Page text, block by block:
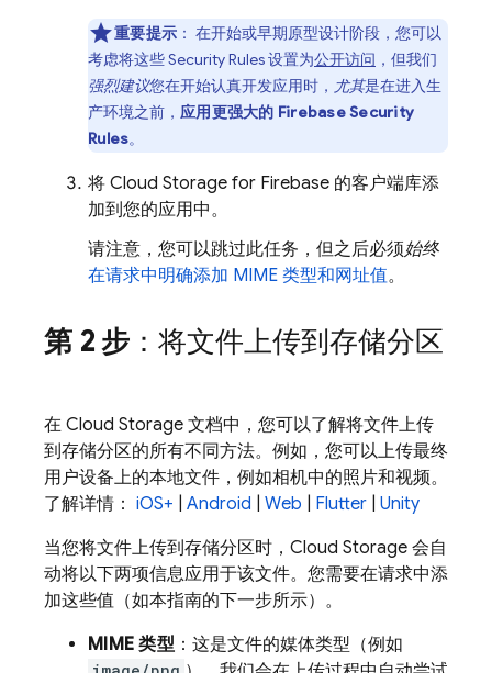
重要提示 ： 在开始或早期原型设计阶段，您可以
考虑将这些Security Rules设置为公开访问 ，但我们
强烈建议您在开始认真开发应用时， 尤其是在进入生
产环境之前， 应用更强大的 Firebase Security
Rules。
将 Cloud Storage for Firebase 的客户端库添
加到您的应用中。
请注意，您可以跳过此任务，但之后必须始终
在请求中明确添加 MIME 类型和网址值。
第 2 步 ：将文件上传到存储分区
在 Cloud Storage 文档中，您可以了解将文件上传
到存储分区的所有不同方法。例如，您可以上传最终
用户设备上的本地文件，例如相机中的照片和视频。
了解详情： iOS+ Android Web Flutter Unity
当您将文件上传到存储分区时， Cloud Storage 会自
动将以下两项信息应用于该文件。您需要在请求中添
加这些值（如本指南的下一步所示）。
MIME 类型：这是文件的媒体类型（例如